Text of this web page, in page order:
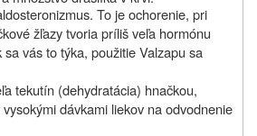
To je ochorenie, pri
žľazy tvoria príliš veľa hormónu
vás to týka, použitie Valzapu sa
tekutín (dehydratácia) hnačkou,
dávkami liekov na odvodnenie